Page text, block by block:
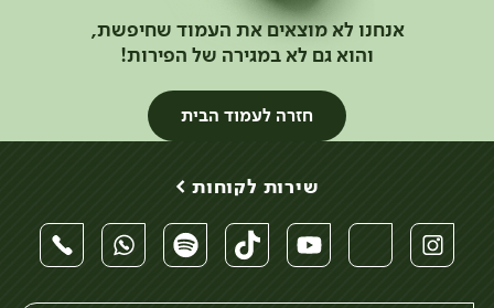
אנחנו לא מוצאים את העמוד שחיפשת,
והוא גם לא במגירה של הפירות!
חזרה לעמוד הבית
שירות לקוחות >